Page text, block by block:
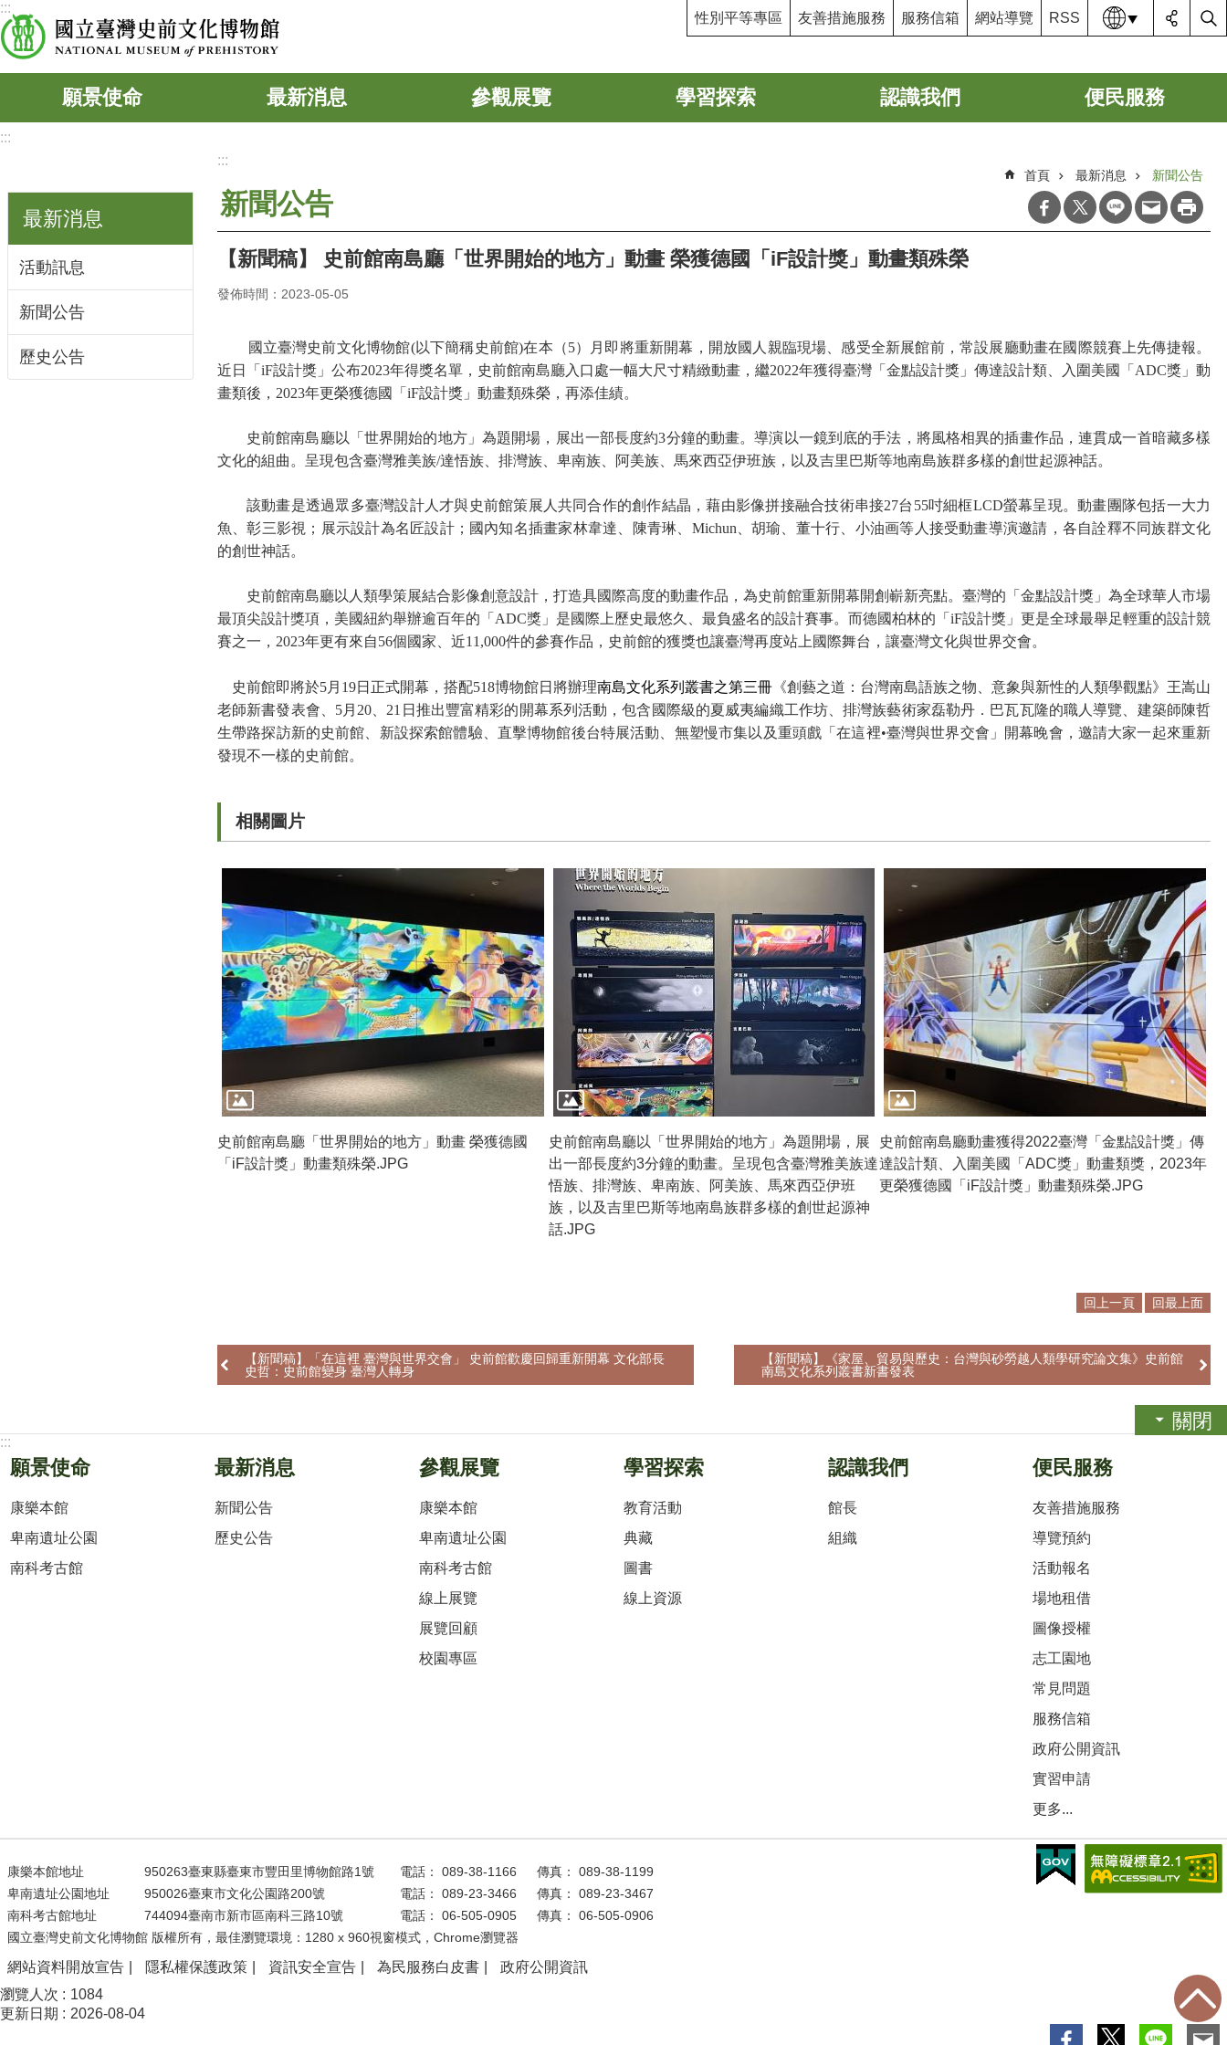
跳到主要內容區塊
:::
性別平等專區 友善措施服務 服務信箱 網站導覽 RSS 語系
願景使命 最新消息 參觀展覽 學習探索 認識我們 便民服務
:::
最新消息
活動訊息
新聞公告
歷史公告
:::
首頁 最新消息 新聞公告
新聞公告
【新聞稿】 史前館南島廳「世界開始的地方」動畫 榮獲德國「iF設計獎」動畫類殊榮
發佈時間：2023-05-05
國立臺灣史前文化博物館(以下簡稱史前館)在本（5）月即將重新開幕，開放國人親臨現場、感受全新展館前，常設展廳動畫在國際競賽上先傳捷報。
近日「iF設計獎」公布2023年得獎名單，史前館南島廳入口處一幅大尺寸精緻動畫，繼2022年獲得臺灣「金點設計獎」傳達設計類、入圍美國「ADC獎」動
畫類後，2023年更榮獲德國「iF設計獎」動畫類殊榮，再添佳績。
史前館南島廳以「世界開始的地方」為題開場，展出一部長度約3分鐘的動畫。導演以一鏡到底的手法，將風格相異的插畫作品，連貫成一首暗藏多樣
文化的組曲。呈現包含臺灣雅美族/達悟族、排灣族、卑南族、阿美族、馬來西亞伊班族，以及吉里巴斯等地南島族群多樣的創世起源神話。
該動畫是透過眾多臺灣設計人才與史前館策展人共同合作的創作結晶，藉由影像拼接融合技術串接27台55吋細框LCD螢幕呈現。動畫團隊包括一大力
魚、彰三影視；展示設計為名匠設計；國內知名插畫家林韋達、陳青琳、Michun、胡瑜、董十行、小油画等人接受動畫導演邀請，各自詮釋不同族群文化
的創世神話。
史前館南島廳以人類學策展結合影像創意設計，打造具國際高度的動畫作品，為史前館重新開幕開創嶄新亮點。臺灣的「金點設計獎」為全球華人市場
最頂尖設計獎項，美國紐約舉辦逾百年的「ADC獎」是國際上歷史最悠久、最負盛名的設計賽事。而德國柏林的「iF設計獎」更是全球最舉足輕重的設計競
賽之一，2023年更有來自56個國家、近11,000件的參賽作品，史前館的獲獎也讓臺灣再度站上國際舞台，讓臺灣文化與世界交會。
史前館即將於5月19日正式開幕，搭配518博物館日將辦理南島文化系列叢書之第三冊 《創藝之道：台灣南島語族之物、意象與新性的人類學觀點》王嵩山
老師新書發表會、5月20、21日推出豐富精彩的開幕系列活動，包含國際級的夏威夷編織工作坊、排灣族藝術家磊勒丹．巴瓦瓦隆的職人導覽、建築師陳哲
生帶路探訪新的史前館、新設探索館體驗、直擊博物館後台特展活動、無塑慢市集以及重頭戲「在這裡•臺灣與世界交會」開幕晚會，邀請大家一起來重新
發現不一樣的史前館。
相關圖片
史前館南島廳「世界開始的地方」動畫 榮獲德國
「iF設計獎」動畫類殊榮.JPG
史前館南島廳以「世界開始的地方」為題開場，展
出一部長度約3分鐘的動畫。呈現包含臺灣雅美族達
悟族、排灣族、卑南族、阿美族、馬來西亞伊班
族，以及吉里巴斯等地南島族群多樣的創世起源神
話.JPG
史前館南島廳動畫獲得2022臺灣「金點設計獎」傳
達設計類、入圍美國「ADC獎」動畫類獎，2023年
更榮獲德國「iF設計獎」動畫類殊榮.JPG
回上一頁 回最上面
【新聞稿】「在這裡 臺灣與世界交會」 史前館歡慶回歸重新開幕 文化部長
史哲：史前館變身 臺灣人轉身
【新聞稿】《家屋、貿易與歷史：台灣與砂勞越人類學研究論文集》史前館
南島文化系列叢書新書發表
關閉
:::
願景使命
康樂本館
卑南遺址公園
南科考古館
最新消息
新聞公告
歷史公告
參觀展覽
康樂本館
卑南遺址公園
南科考古館
線上展覽
展覽回顧
校園專區
學習探索
教育活動
典藏
圖書
線上資源
認識我們
館長
組織
便民服務
友善措施服務
導覽預約
活動報名
場地租借
圖像授權
志工園地
常見問題
服務信箱
政府公開資訊
實習申請
更多...
康樂本館地址 950263臺東縣臺東市豐田里博物館路1號 電話： 089-38-1166
傳真： 089-38-1199
卑南遺址公園地址
950026臺東市文化公園路200號 電話： 089-23-3466
傳真： 089-23-3467
南科考古館地址
744094臺南市新市區南科三路10號 電話： 06-505-0905
傳真： 06-505-0906
國立臺灣史前文化博物館 版權所有，最佳瀏覽環境：1280 x 960視窗模式，Chrome瀏覽器
網站資料開放宣告 隱私權保護政策 資訊安全宣告 為民服務白皮書
政府公開資訊
瀏覽人次
1084
更新日期
2026-08-04